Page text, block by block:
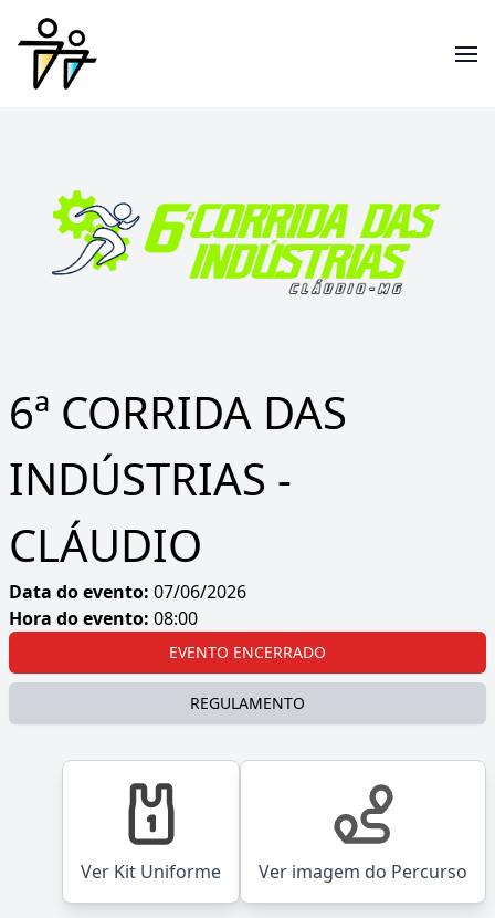
6ª CORRIDA DAS
INDÚSTRIAS -
CLÁUDIO
Data do evento: 07/06/2026
Hora do evento: 08:00
EVENTO ENCERRADO
REGULAMENTO
Ver Kit Uniforme Ver imagem do Percurso